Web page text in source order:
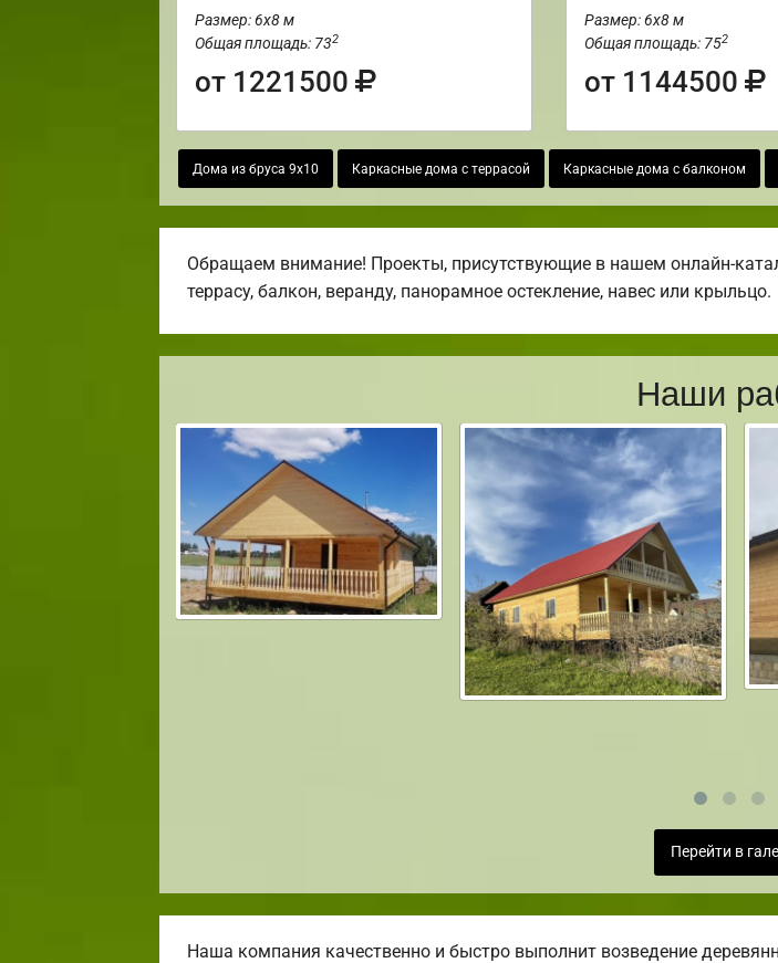
Размер: 6х8 м
Общая площадь: 732
от 1221500
Размер: 6х8 м
Общая площадь: 752
от 1144500
Дома из бруса 9х10 Каркасные дома с террасой Каркасные дома с балконом
Обращаем внимание! Проекты, присутствующие в нашем онлайн-
террасу, балкон, веранду, панорамное остекление, навес или крыльцо.
Наши
Перейти в
Наша компания качественно и быстро выполнит возведение